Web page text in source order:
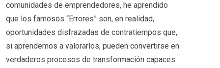
comunidades de emprendedores, he aprendido
que los famosos “Errores” son, en realidad,
oportunidades disfrazadas de contratiempos que,
si aprendemos a valorarlos, pueden convertirse en
verdaderos procesos de transformación capaces